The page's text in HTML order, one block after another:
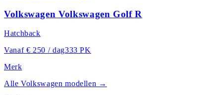
Volkswagen Volkswagen Golf R
Hatchback
Vanaf € 250 / dag333 PK
Merk
AlleVolkswagen modellen →